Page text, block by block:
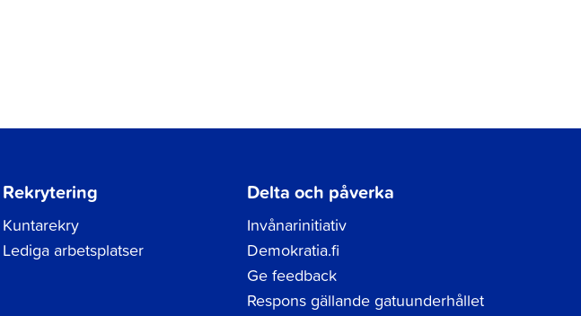
Rekrytering
Kuntarekry
Lediga arbetsplatser
Delta och påverka
Invånarinitiativ
Demokratia.fi
Ge feedback
Respons gällande gatuunderhållet